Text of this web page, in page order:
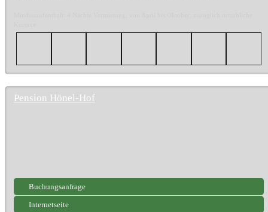
Pension Hönel-Hof
Buchungsanfrage
Internetseite